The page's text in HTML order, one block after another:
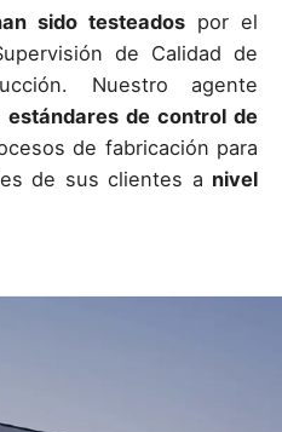
sido testeados por el
de Calidad de
Nuestro agente
estándares de control de
de fabricación para
de sus clientes a nivel